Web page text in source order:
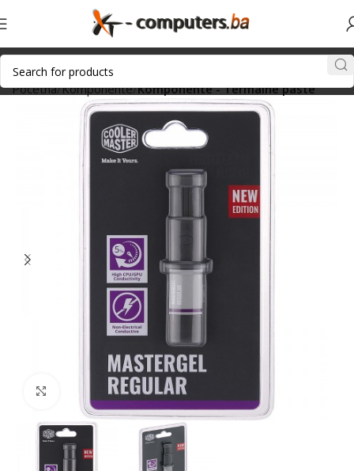
Početna Komponente Komponente - Termalne paste
Click to enlarge